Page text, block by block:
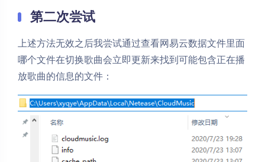
第二次尝试
上述方法无效之后我尝试通过查看网易云数据文件里面
哪个文件在切换歌曲会立即更新来找到可能包含正在播
放歌曲的信息的文件：